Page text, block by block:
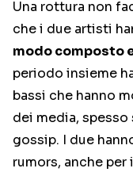
Una rottura non
che i due artisti
modo composto
periodo insieme
bassi che hanno
dei media,
gossip. I due
rumors, anche